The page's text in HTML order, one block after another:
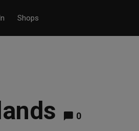
Shops
0